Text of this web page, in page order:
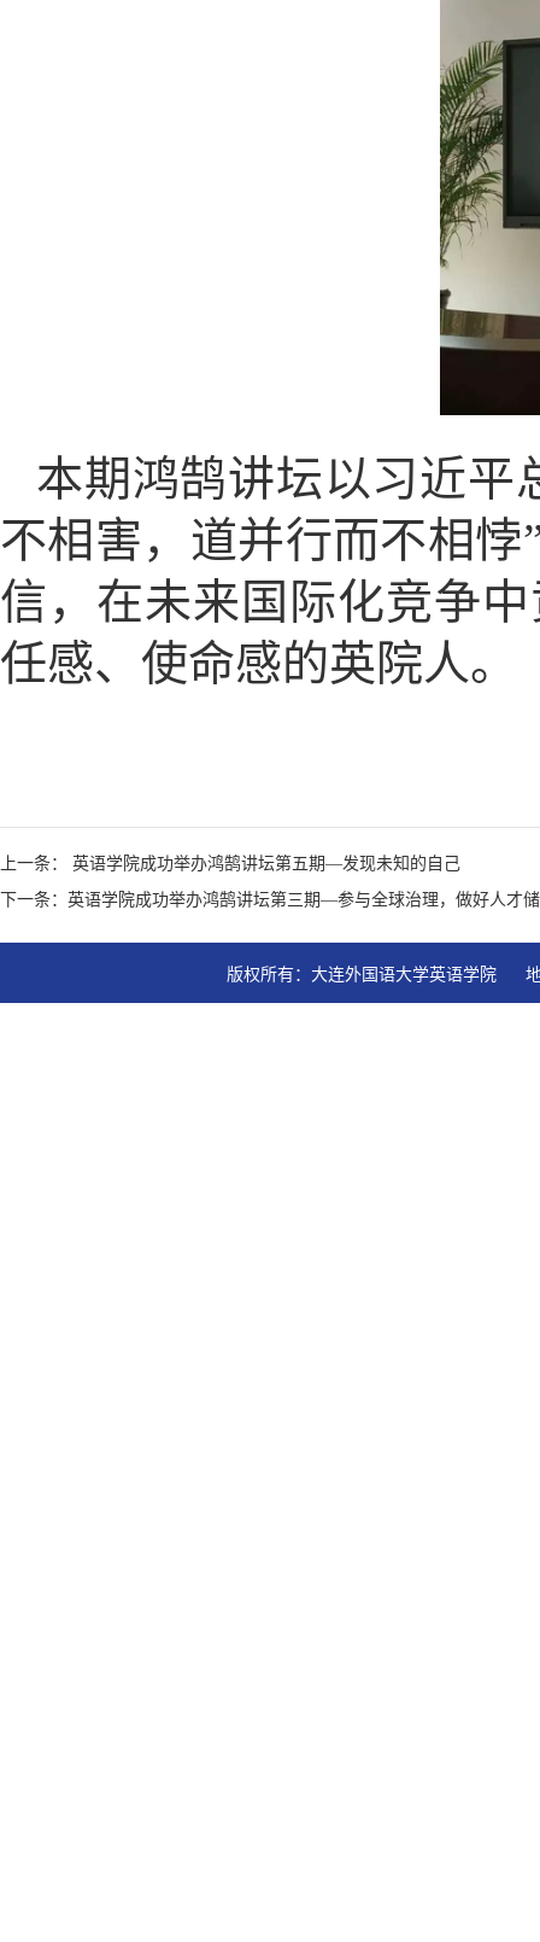
本期鸿鹄讲坛以习近平
不相害，道并行而不相
信，在未来国际化竞争
任感、使命感的英院人
上一条： 英语学院成功举办鸿鹄讲坛第五期—发现未知的自己
下一条：英语学院成功举办鸿鹄讲坛第三期—参与全球治理，做好人才
版权所有：大连外国语大学英语学院